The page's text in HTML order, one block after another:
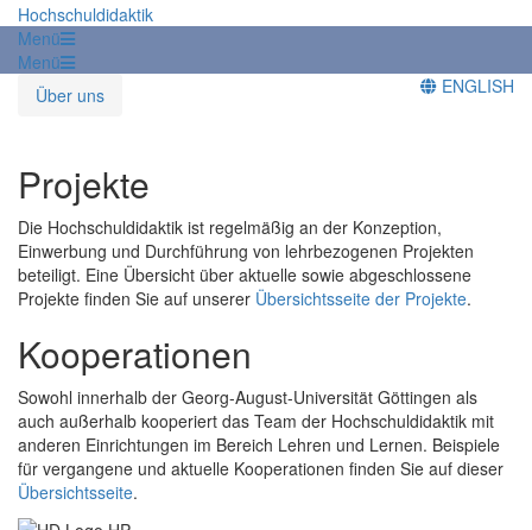
Hochschuldidaktik
Menü
Menü
Über uns
ENGLISH
Projekte
Die Hochschuldidaktik ist regelmäßig an der Konzeption,
Einwerbung und Durchführung von lehrbezogenen Projekten
beteiligt. Eine Übersicht über aktuelle sowie abgeschlossene
Projekte finden Sie auf unserer Übersichtsseite der Projekte.
Kooperationen
Sowohl innerhalb der Georg-August-Universität Göttingen als
auch außerhalb kooperiert das Team der Hochschuldidaktik mit
anderen Einrichtungen im Bereich Lehren und Lernen. Beispiele
für vergangene und aktuelle Kooperationen finden Sie auf dieser
Übersichtsseite.